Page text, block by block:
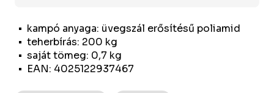
kampó anyaga: üvegszál erősítésű poliamid
teherbírás: 200 kg
saját tömeg: 0,7 kg
EAN: 4025122937467